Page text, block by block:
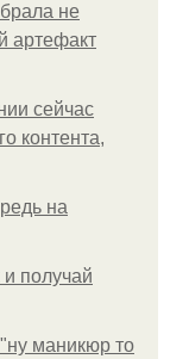
не
артефакт
сейчас
контента,
на
получай
маникюр то